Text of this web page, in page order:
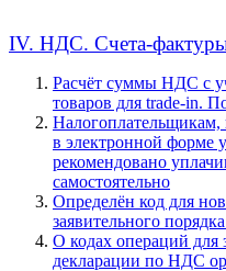
IV. НДС. Счета-
Расчёт суммы НДС с
товаров для trade-in.
в электронной форме
рекомендовано
самостоятельно
Определён код для
заявительного
О кодах операций для
декларации по НДС